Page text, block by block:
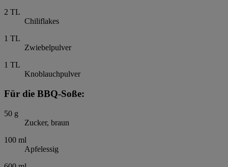
2 TL
Chiliflakes
1 TL
Zwiebelpulver
1 TL
Knoblauchpulver
Für die BBQ-Soße:
50 g
Zucker, braun
100 ml
Apfelessig